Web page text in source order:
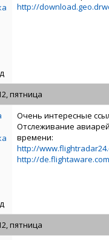
http://
пятница
Очень интересные
Отслеживание
времени:
http://
http://
пятница